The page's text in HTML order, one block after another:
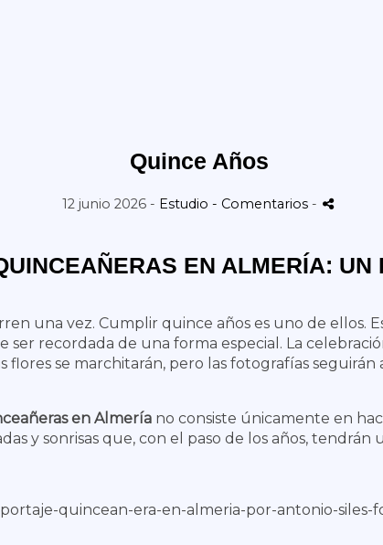
Quince Años
12 junio 2026 - Estudio - Comentarios-
EN ALMERÍA: UN
una vez. Cumplir quince años es uno de ellos.
ser recordada de una forma especial. La
flores se marchitarán, pero las fotografías
en Almeríano consiste únicamente en
y sonrisas que, con el paso de los años,